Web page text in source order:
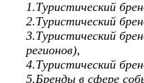
1.Туристический
2.Туристический
3.Туристический
регионов),
4.Туристический
5.Бренды в сфере